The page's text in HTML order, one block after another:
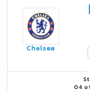
Chelsea
04